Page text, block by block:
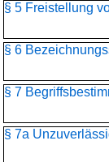
§ 5 Freistellung
§ 6
§ 7
§ 7a